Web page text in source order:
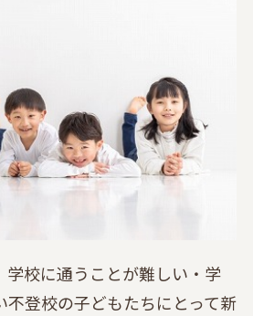
学校に通うことが難しい・学
不登校の子どもたちにとって新